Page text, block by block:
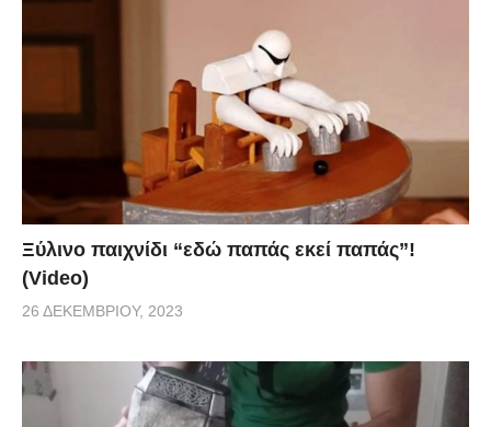
Ξύλινο παιχνίδι “εδώ παπάς εκεί παπάς”!
(Video)
26 ΔΕΚΕΜΒΡΊΟΥ, 2023